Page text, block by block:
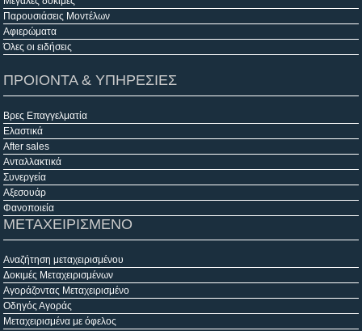
Παρουσιάσεις Μοντέλων
Αφιερώματα
Όλες οι ειδήσεις
ΠΡΟΙΟΝΤΑ & ΥΠΗΡΕΣΙΕΣ
Βρες Επαγγελματία
Ελαστικά
After sales
Ανταλλακτικά
Συνεργεία
Αξεσουάρ
Φανοποιεία
ΜΕΤΑΧΕΙΡΙΣΜΕΝΟ
Αναζήτηση μεταχειρισμένου
Δοκιμές Μεταχειρισμένων
Αγοράζοντας Μεταχειρισμένο
Οδηγός Αγοράς
Μεταχειρισμένα με όφελος